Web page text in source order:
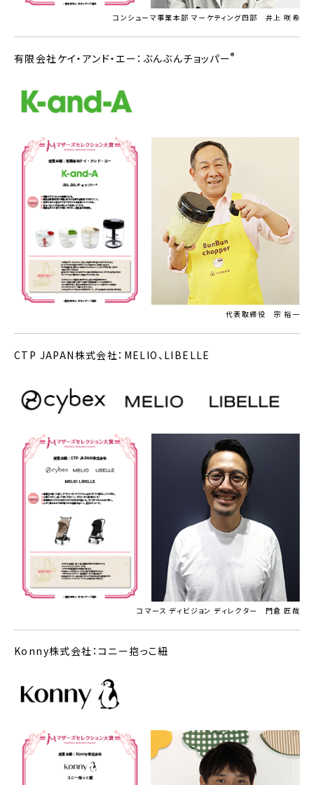
コンシューマ事業本部 マーケティング四部 井上 咲希
有限会社ケイ・アンド・エー：ぶんぶんチョッパー®
代表取締役 宗 裕一
CTP JAPAN株式会社：MELIO、LIBELLE
コマース ディビジョン ディレクター 門倉 匠哉
Konny株式会社：コニー抱っこ紐